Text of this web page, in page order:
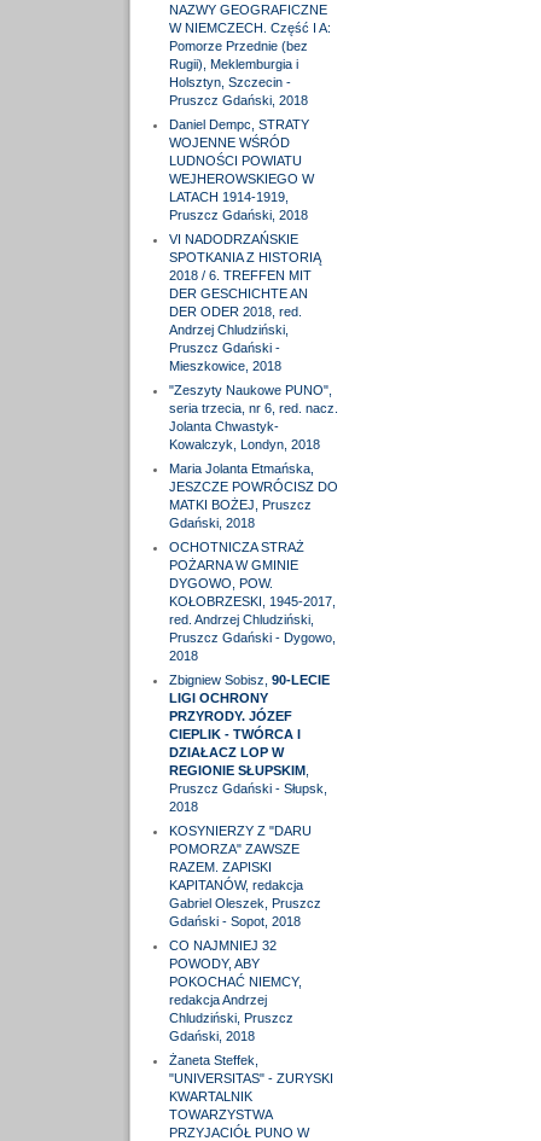
NAZWY GEOGRAFICZNE
W NIEMCZECH. Część I A:
Pomorze Przednie (bez
Rugii), Meklemburgia i
Holsztyn, Szczecin -
Pruszcz Gdański, 2018
Daniel Dempc, STRATY
WOJENNE WŚRÓD
LUDNOŚCI POWIATU
WEJHEROWSKIEGO W
LATACH 1914-1919,
Pruszcz Gdański, 2018
VI NADODRZAŃSKIE
SPOTKANIA Z HISTORIĄ
2018 / 6. TREFFEN MIT
DER GESCHICHTE AN
DER ODER 2018, red.
Andrzej Chludziński,
Pruszcz Gdański -
Mieszkowice, 2018
"Zeszyty Naukowe PUNO",
seria trzecia, nr 6, red. nacz.
Jolanta Chwastyk-
Kowalczyk, Londyn, 2018
Maria Jolanta Etmańska,
JESZCZE POWRÓCISZ DO
MATKI BOŻEJ, Pruszcz
Gdański, 2018
OCHOTNICZA STRAŻ
POŻARNA W GMINIE
DYGOWO, POW.
KOŁOBRZESKI, 1945-2017,
red. Andrzej Chludziński,
Pruszcz Gdański - Dygowo,
2018
Zbigniew Sobisz, 90-LECIE
LIGI OCHRONY
PRZYRODY. JÓZEF
CIEPLIK - TWÓRCA I
DZIAŁACZ LOP W
REGIONIE SŁUPSKIM,
Pruszcz Gdański - Słupsk,
2018
KOSYNIERZY Z "DARU
POMORZA" ZAWSZE
RAZEM. ZAPISKI
KAPITANÓW, redakcja
Gabriel Oleszek, Pruszcz
Gdański - Sopot, 2018
CO NAJMNIEJ 32
POWODY, ABY
POKOCHAĆ NIEMCY,
redakcja Andrzej
Chludziński, Pruszcz
Gdański, 2018
Żaneta Steffek,
"UNIVERSITAS" - ZURYSKI
KWARTALNIK
TOWARZYSTWA
PRZYJACIÓŁ PUNO W